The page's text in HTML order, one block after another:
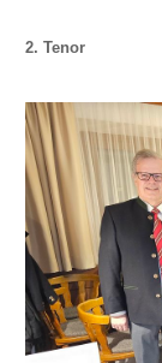
2. Tenor